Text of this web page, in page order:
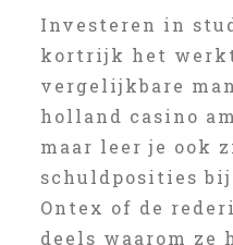
Investeren in
kortrijk het werkt
vergelijkbare
holland casino
maar leer je ook
schuldposities
Ontex of de
deels waarom